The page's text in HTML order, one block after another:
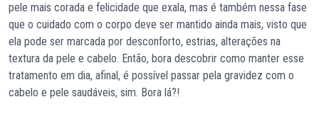
pele mais corada e felicidade que exala, mas é também nessa fase
que o cuidado com o corpo deve ser mantido ainda mais, visto que
ela pode ser marcada por desconforto, estrias, alterações na
textura da pele e cabelo. Então, bora descobrir como manter esse
tratamento em dia, afinal, é possível passar pela gravidez com o
cabelo e pele saudáveis, sim. Bora lá?!